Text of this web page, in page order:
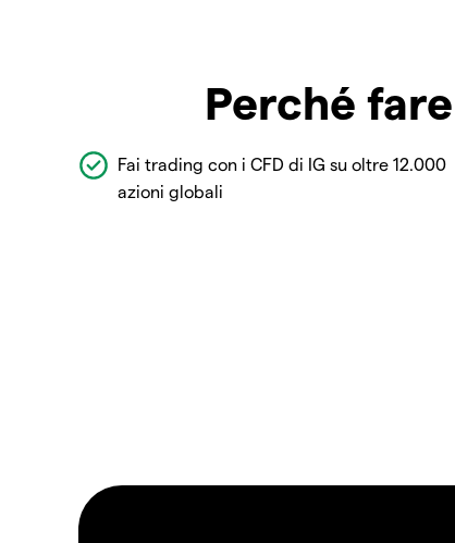
Perché
Fai trading con i CFD di IG su oltre 12.000
azioni globali